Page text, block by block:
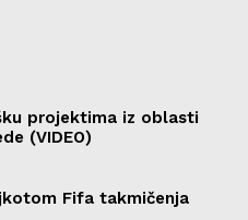
projektima iz oblasti
(VIDEO)
Fifa takmičenja